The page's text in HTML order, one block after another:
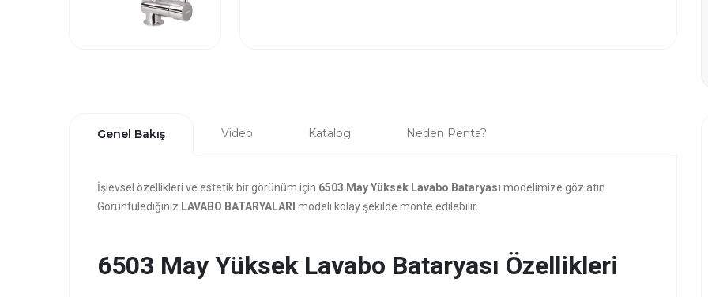
Genel Bakış Video Katalog Neden Penta?
İşlevsel özellikleri ve estetik bir görünüm için 6503 May Yüksek Lavabo Bataryası modelimize göz atın.
Görüntülediğiniz LAVABO BATARYALARI modeli kolay şekilde monte edilebilir.
6503 May Yüksek Lavabo Bataryası Özellikleri